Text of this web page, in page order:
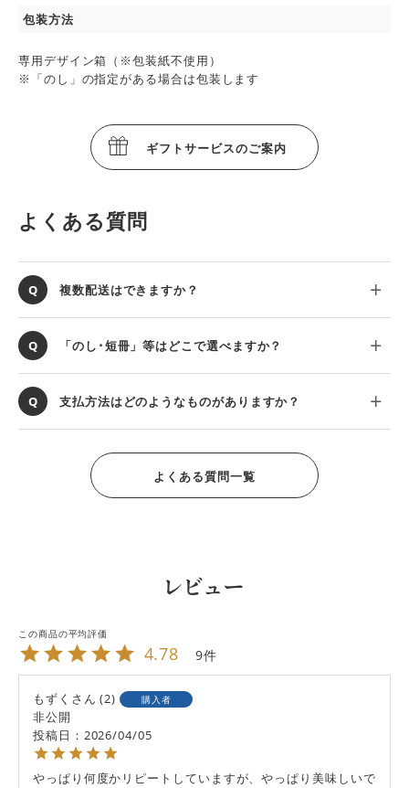
包装方法
専用デザイン箱（※包装紙不使用）
※「のし」の指定がある場合は包装します
ギフトサービスのご案内
よくある質問
複数配送はできますか？
「のし･短冊」等はどこで選べますか？
支払方法はどのようなものがありますか？
よくある質問一覧
レビュー
4.78 9
もずく 2 購入者
非公開
投稿日
2026/04/05
やっぱり何度かリピートしていますが、やっぱり美味しいで